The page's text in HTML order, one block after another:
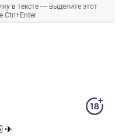
в тексте — выделите этот
Ctrl+Enter
✈